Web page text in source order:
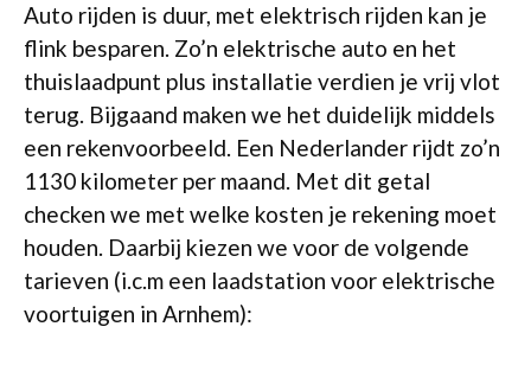
Auto rijden is duur, met elektrisch rijden kan je
flink besparen. Zo’n elektrische auto en het
thuislaadpunt plus installatie verdien je vrij vlot
terug. Bijgaand maken we het duidelijk middels
een rekenvoorbeeld. Een Nederlander rijdt zo’n
1130 kilometer per maand. Met dit getal
checken we met welke kosten je rekening moet
houden. Daarbij kiezen we voor de volgende
tarieven (i.c.m een laadstation voor elektrische
voortuigen in Arnhem):